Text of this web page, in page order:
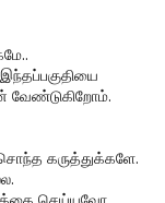
வேண்டுகிறோம்.
கருத்துக்களே.